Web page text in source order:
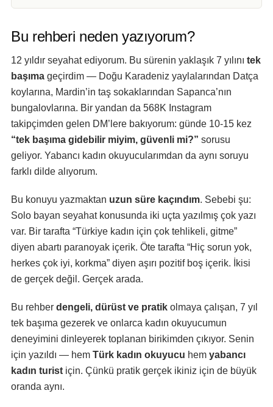
Bu rehberi neden yazıyorum?
12 yıldır seyahat ediyorum. Bu sürenin yaklaşık 7 yılını tek
başıma geçirdim — Doğu Karadeniz yaylalarından Datça
koylarına, Mardin’in taş sokaklarından Sapanca’nın
bungalovlarına. Bir yandan da 568K Instagram
takipçimden gelen DM’lere bakıyorum: günde 10-15 kez
“tek başıma gidebilir miyim, güvenli mi?” sorusu
geliyor. Yabancı kadın okuyucularımdan da aynı soruyu
farklı dilde alıyorum.
Bu konuyu yazmaktan uzun süre kaçındım. Sebebi şu:
Solo bayan seyahat konusunda iki uçta yazılmış çok yazı
var. Bir tarafta “Türkiye kadın için çok tehlikeli, gitme”
diyen abartı paranoyak içerik. Öte tarafta “Hiç sorun yok,
herkes çok iyi, korkma” diyen aşırı pozitif boş içerik. İkisi
de gerçek değil. Gerçek arada.
Bu rehber dengeli, dürüst ve pratik olmaya çalışan, 7 yıl
tek başıma gezerek ve onlarca kadın okuyucumun
deneyimini dinleyerek toplanan birikimden çıkıyor. Senin
için yazıldı — hem Türk kadın okuyucu hem yabancı
kadın turist için. Çünkü pratik gerçek ikiniz için de büyük
oranda aynı.